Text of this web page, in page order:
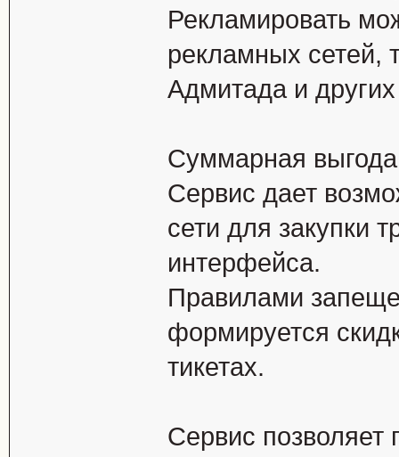
Рекламировать
рекламных сетей,
Адмитада и других
Суммарная выгода
Сервис дает
сети для закупки
интерфейса.
Правилами
формируется
тикетах.
Сервис позволяет